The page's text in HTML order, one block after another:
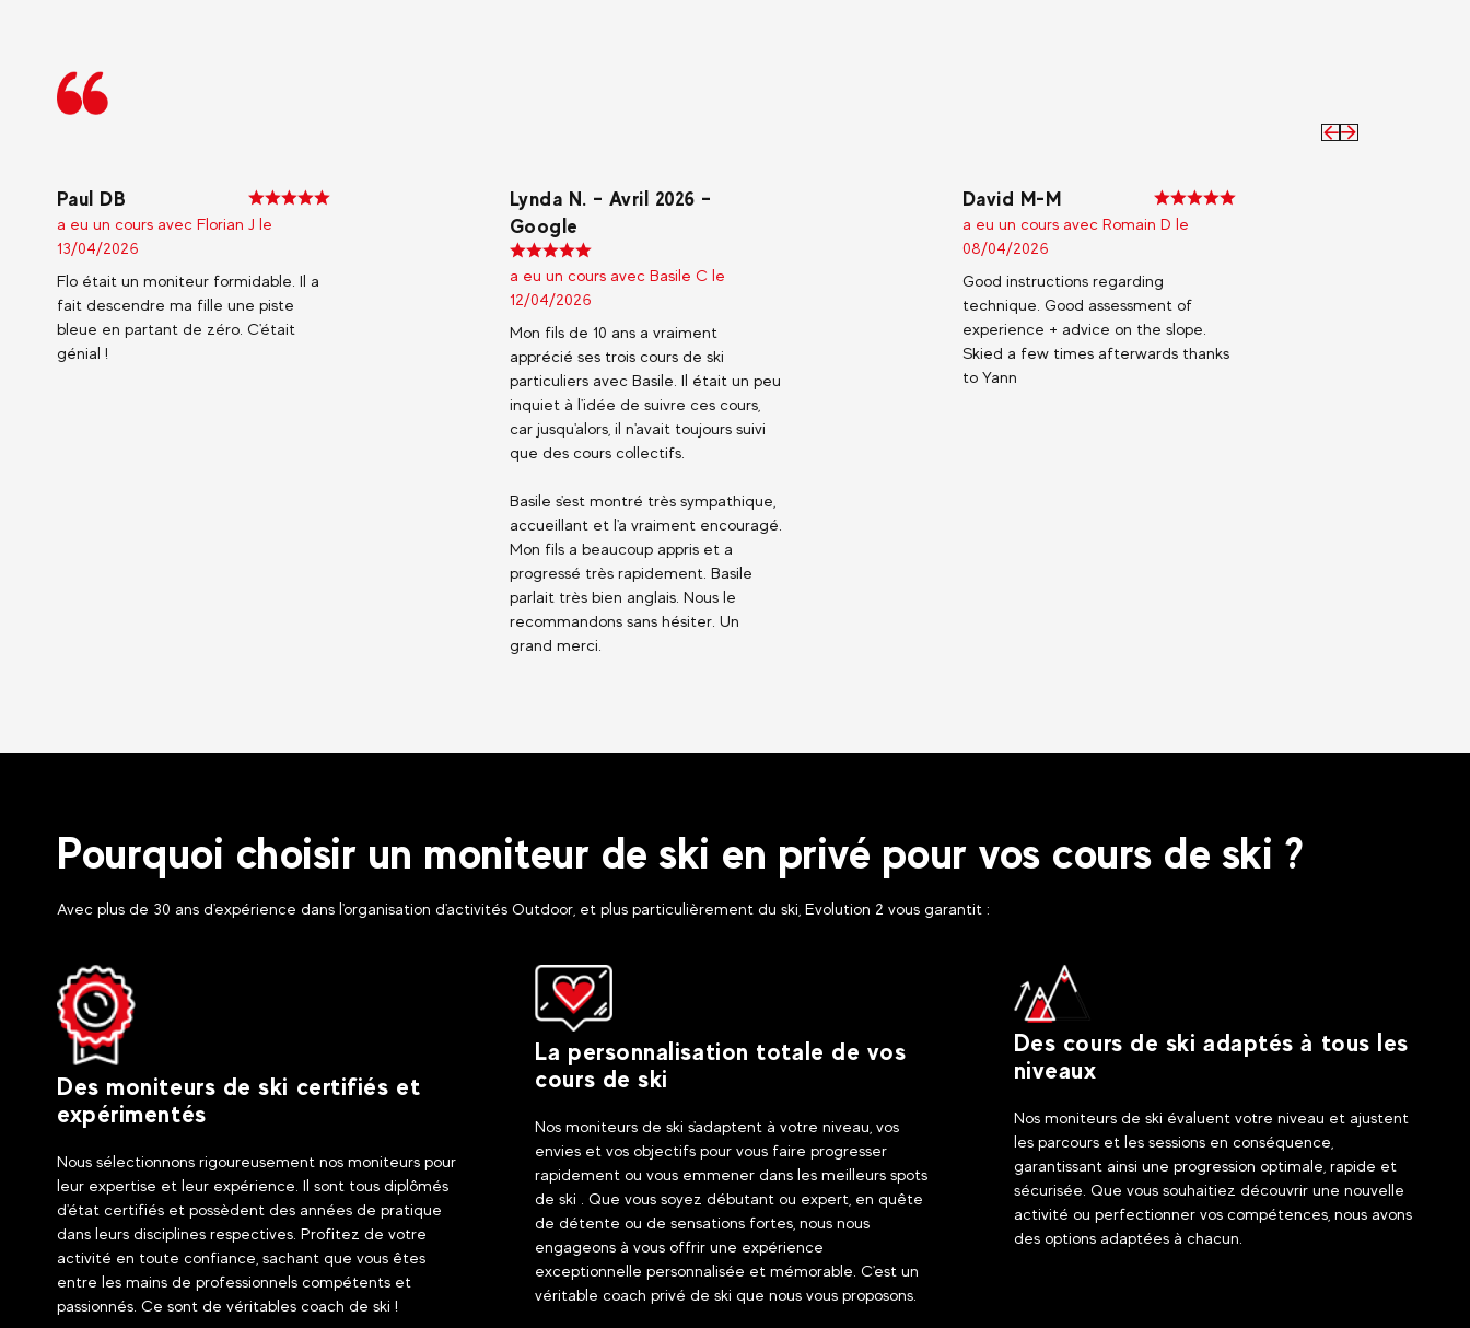
Précédent
En
Paul DB
a eu un cours avec Florian J le
13/04/2026
Flo était un moniteur formidable. Il a
fait descendre ma fille une piste
bleue en partant de zéro. C'était
génial !
Lynda N. – Avril 2026 –
Google
a eu un cours avec Basile C le
12/04/2026
Mon fils de 10 ans a vraiment
apprécié ses trois cours de ski
particuliers avec Basile. Il était un peu
inquiet à l'idée de suivre ces cours,
car jusqu'alors, il n'avait toujours suivi
que des cours collectifs.
Basile s'est montré très sympathique,
accueillant et l'a vraiment encouragé.
Mon fils a beaucoup appris et a
progressé très rapidement. Basile
parlait très bien anglais. Nous le
recommandons sans hésiter. Un
grand merci.
David M-M
a eu un cours avec Romain D le
08/04/2026
Good instructions regarding
technique. Good assessment of
experience + advice on the slope.
Skied a few times afterwards thanks
to Yann
Pourquoi choisir un moniteur de ski en privé pour vos cours de ski ?
Avec plus de 30 ans d'expérience dans l'organisation d'activités Outdoor, et plus particulièrement du ski, Evolution 2 vous garantit :
Des moniteurs de ski certifiés et
expérimentés
Nous sélectionnons rigoureusement nos moniteurs pour
leur expertise et leur expérience. Il sont tous diplômés
d'état certifiés et possèdent des années de pratique
dans leurs disciplines respectives. Profitez de votre
activité en toute confiance, sachant que vous êtes
entre les mains de professionnels compétents et
passionnés. Ce sont de véritables coach de ski !
La personnalisation totale de vos
cours de ski
Nos moniteurs de ski s'adaptent à votre niveau, vos
envies et vos objectifs pour vous faire progresser
rapidement ou vous emmener dans les meilleurs spots
de ski . Que vous soyez débutant ou expert, en quête
de détente ou de sensations fortes, nous nous
engageons à vous offrir une expérience
exceptionnelle personnalisée et mémorable. C'est un
véritable coach privé de ski que nous vous proposons.
Des cours de ski adaptés à tous les
niveaux
Nos moniteurs de ski évaluent votre niveau et ajustent
les parcours et les sessions en conséquence,
garantissant ainsi une progression optimale, rapide et
sécurisée. Que vous souhaitiez découvrir une nouvelle
activité ou perfectionner vos compétences, nous avons
des options adaptées à chacun.